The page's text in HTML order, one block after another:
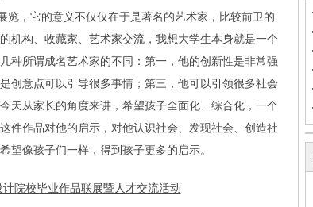
览，它的意义不仅仅在于是著名的艺术家，比较前卫的
机构、收藏家、艺术家交流，我想大学生本身就是一个
种所谓成名艺术家的不同：第一，他的创新性是非常强
创意点可以引导很多事情；第三，他可以引领很多社会
天从家长的角度来讲，希望孩子全面化、综合化，一个
件作品对他的启示，对他认识社会、发现社会、创造社
望像孩子们一样，得到孩子更多的启示。
院校毕业作品联展暨人才交流活动